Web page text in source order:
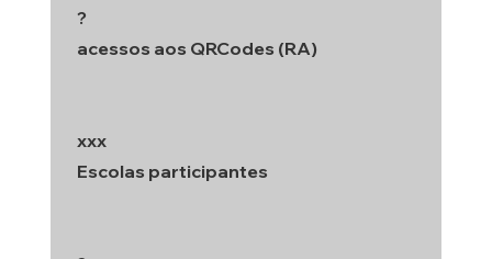
?
acessos aos QRCodes (RA)
xxx
Escolas participantes